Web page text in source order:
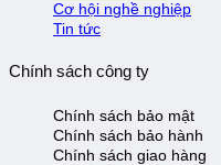
Cơ hội nghề nghiệp
Tin tức
Chính sách công ty
Chính sách bảo mật
Chính sách bảo hành
Chính sách giao hàng